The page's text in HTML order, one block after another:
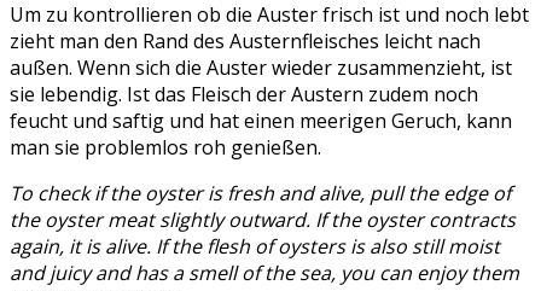
Um zu kontrollieren ob die Auster frisch ist und noch lebt
zieht man den Rand des Austernfleisches leicht nach
außen. Wenn sich die Auster wieder zusammenzieht, ist
sie lebendig. Ist das Fleisch der Austern zudem noch
feucht und saftig und hat einen meerigen Geruch, kann
man sie problemlos roh genießen.
To check if the oyster is fresh and alive, pull the edge of
the oyster meat slightly outward. If the oyster contracts
again, it is alive. If the flesh of oysters is also still moist
and juicy and has a smell of the sea, you can enjoy them